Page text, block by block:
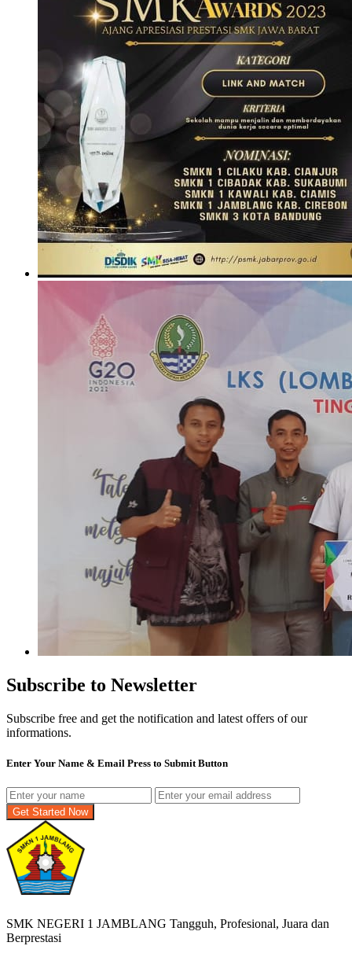
Subscribe to Newsletter
Subscribe free and get the notification and latest offers of our
informations.
Enter Your Name & Email Press to Submit Button
SMK NEGERI 1 JAMBLANG Tangguh, Profesional, Juara dan
Berprestasi